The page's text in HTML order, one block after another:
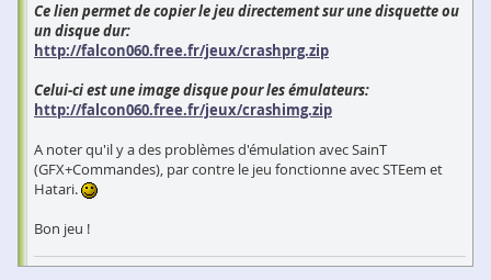
Ce lien permet de copier le jeu directement sur une disquette ou
un disque dur:
http://falcon060.free.fr/jeux/crashprg.zip
Celui-ci est une image disque pour les émulateurs:
http://falcon060.free.fr/jeux/crashimg.zip
A noter qu'il y a des problèmes d'émulation avec SainT
(GFX+Commandes), par contre le jeu fonctionne avec STEem et
Hatari.
Bon jeu !